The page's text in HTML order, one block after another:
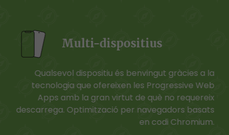
Multi-dispositius
Qualsevol dispositiu és benvingut gràcies a la
tecnologia que ofereixen les Progressive Web
Apps amb la gran virtut de què no requereix
descarrega. Optimització per navegadors basats
en codi Chromium.